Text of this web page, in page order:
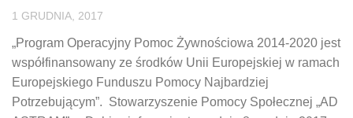
1 GRUDNIA, 2017
„Program Operacyjny Pomoc Żywnościowa 2014-2020 jest
współfinansowany ze środków Unii Europejskiej w ramach
Europejskiego Funduszu Pomocy Najbardziej
Potrzebującym”. Stowarzyszenie Pomocy Społecznej „AD